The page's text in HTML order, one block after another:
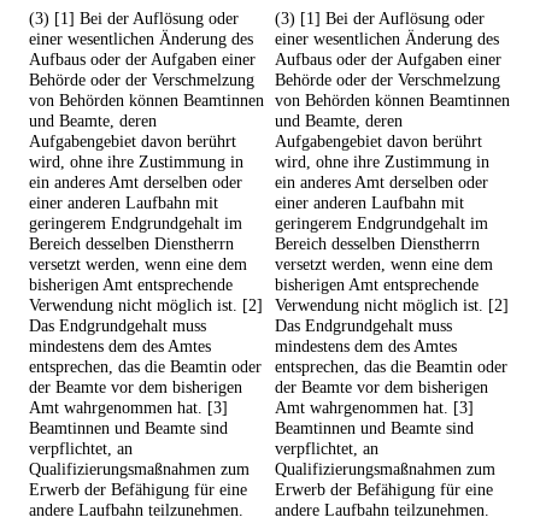
(3) [1] Bei der Auflösung oder
einer wesentlichen Änderung des
Aufbaus oder der Aufgaben einer
Behörde oder der Verschmelzung
von Behörden können Beamtinnen
und Beamte, deren
Aufgabengebiet davon berührt
wird, ohne ihre Zustimmung in
ein anderes Amt derselben oder
einer anderen Laufbahn mit
geringerem Endgrundgehalt im
Bereich desselben Dienstherrn
versetzt werden, wenn eine dem
bisherigen Amt entsprechende
Verwendung nicht möglich ist. [2]
Das Endgrundgehalt muss
mindestens dem des Amtes
entsprechen, das die Beamtin oder
der Beamte vor dem bisherigen
Amt wahrgenommen hat. [3]
Beamtinnen und Beamte sind
verpflichtet, an
Qualifizierungsmaßnahmen zum
Erwerb der Befähigung für eine
andere Laufbahn teilzunehmen.
(3) [1] Bei der Auflösung oder
einer wesentlichen Änderung des
Aufbaus oder der Aufgaben einer
Behörde oder der Verschmelzung
von Behörden können Beamtinnen
und Beamte, deren
Aufgabengebiet davon berührt
wird, ohne ihre Zustimmung in
ein anderes Amt derselben oder
einer anderen Laufbahn mit
geringerem Endgrundgehalt im
Bereich desselben Dienstherrn
versetzt werden, wenn eine dem
bisherigen Amt entsprechende
Verwendung nicht möglich ist. [2]
Das Endgrundgehalt muss
mindestens dem des Amtes
entsprechen, das die Beamtin oder
der Beamte vor dem bisherigen
Amt wahrgenommen hat. [3]
Beamtinnen und Beamte sind
verpflichtet, an
Qualifizierungsmaßnahmen zum
Erwerb der Befähigung für eine
andere Laufbahn teilzunehmen.